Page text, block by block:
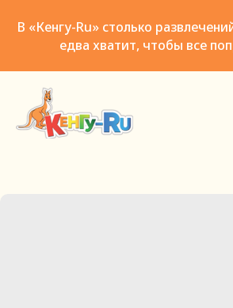
В «Кенгу-Ru» столько
едва хватит, чтобы все